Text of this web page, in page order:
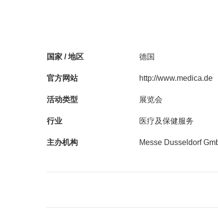
国家 / 地区 德国
官方网站 http://www.medica.de
活动类型 展览会
行业 医疗及保健服务
主办机构 Messe Dusseldorf